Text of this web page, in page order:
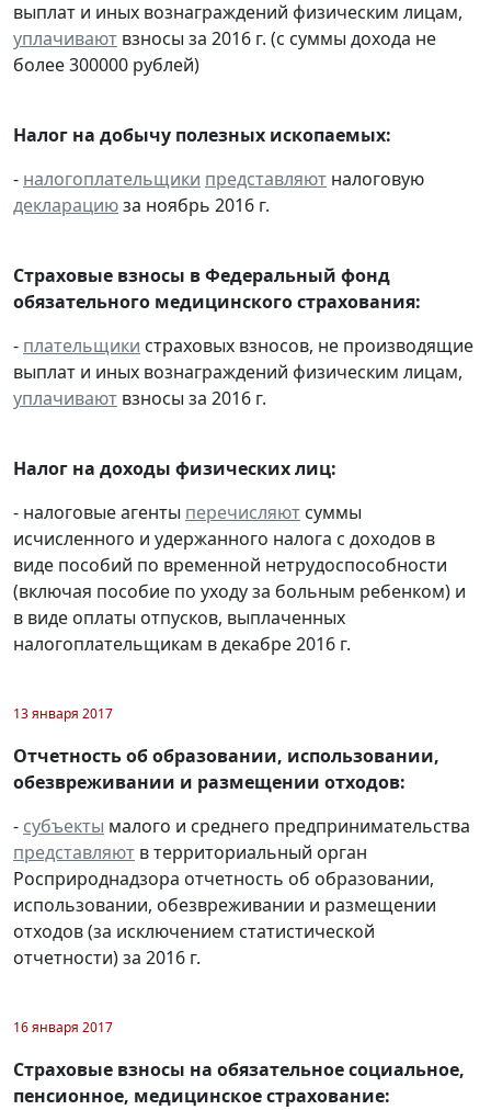
выплат и иных вознаграждений физическим лицам,
уплачивают взносы за 2016 г. (с суммы дохода не
более 300000 рублей)
Налог на добычу полезных ископаемых:
- налогоплательщики представляют налоговую
декларациюза ноябрь 2016 г.
Страховые взносы в Федеральный фонд
обязательного медицинского страхования:
- плательщики страховых взносов, не производящие
выплат и иных вознаграждений физическим лицам,
уплачивают взносы за 2016 г.
Налог на доходы физических лиц:
- налоговые агенты перечисляют суммы
исчисленного и удержанного налога с доходов в
виде пособий по временной нетрудоспособности
(включая пособие по уходу за больным ребенком) и
в виде оплаты отпусков, выплаченных
налогоплательщикам в декабре 2016 г.
13 января 2017
Отчетность об образовании, использовании,
обезвреживании и размещении отходов:
- субъекты малого и среднего предпринимательства
представляют в территориальный орган
Росприроднадзора отчетность об образовании,
использовании, обезвреживании и размещении
отходов (за исключением статистической
отчетности) за 2016 г.
16 января 2017
Страховые взносы на обязательное социальное,
пенсионное, медицинское страхование: